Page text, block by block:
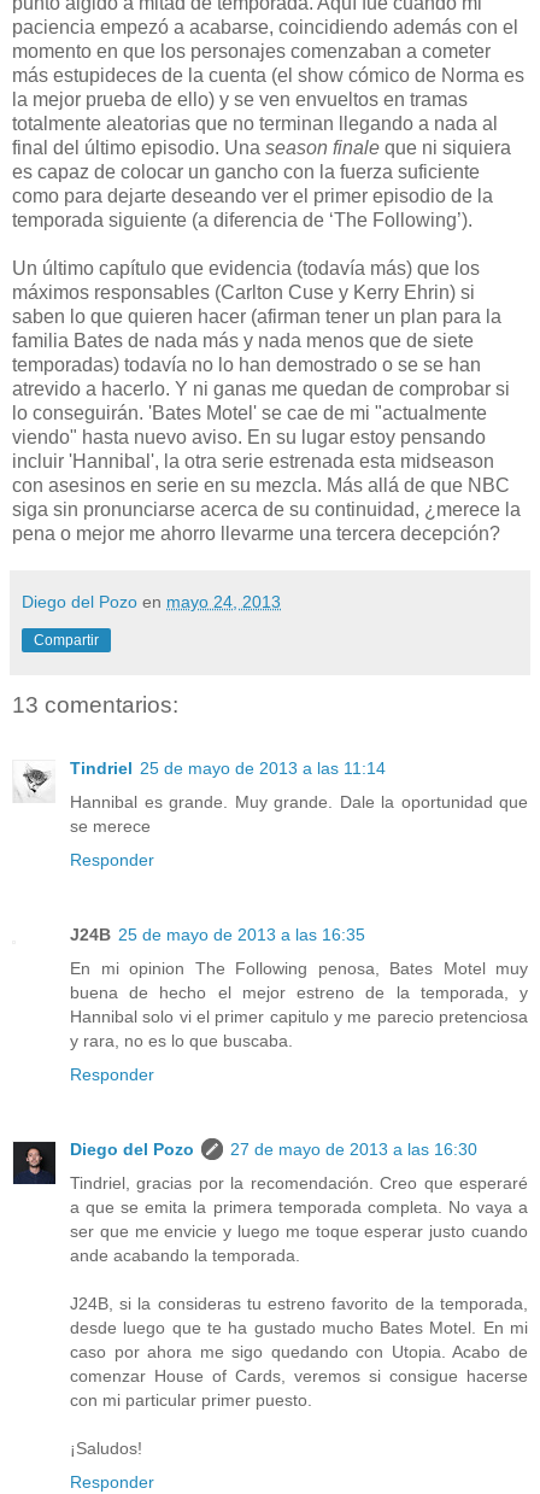
paciencia empezó a acabarse, coincidiendo además con el
momento en que los personajes comenzaban a cometer
más estupideces de la cuenta (el show cómico de Norma es
la mejor prueba de ello) y se ven envueltos en tramas
totalmente aleatorias que no terminan llegando a nada al
final del último episodio. Una season finale que ni siquiera
es capaz de colocar un gancho con la fuerza suficiente
como para dejarte deseando ver el primer episodio de la
temporada siguiente (a diferencia de ‘The Following’).
Un último capítulo que evidencia (todavía más) que los
máximos responsables (Carlton Cuse y Kerry Ehrin) si
saben lo que quieren hacer (afirman tener un plan para la
familia Bates de nada más y nada menos que de siete
temporadas) todavía no lo han demostrado o se se han
atrevido a hacerlo. Y ni ganas me quedan de comprobar si
lo conseguirán. 'Bates Motel' se cae de mi "actualmente
viendo" hasta nuevo aviso. En su lugar estoy pensando
incluir 'Hannibal', la otra serie estrenada esta midseason
con asesinos en serie en su mezcla. Más allá de que NBC
siga sin pronunciarse acerca de su continuidad, ¿merece la
pena o mejor me ahorro llevarme una tercera decepción?
Diego del Pozo en mayo 24, 2013
Compartir
13 comentarios:
Tindriel 25 de mayo de 2013 a las 11:14
Hannibal es grande. Muy grande. Dale la oportunidad que
se merece
Responder
J24B 25 de mayo de 2013 a las 16:35
En mi opinion The Following penosa, Bates Motel muy
buena de hecho el mejor estreno de la temporada, y
Hannibal solo vi el primer capitulo y me parecio pretenciosa
y rara, no es lo que buscaba.
Responder
Diego del Pozo
27 de mayo de 2013 a las 16:30
Tindriel, gracias por la recomendación. Creo que esperaré
a que se emita la primera temporada completa. No vaya a
ser que me envicie y luego me toque esperar justo cuando
ande acabando la temporada.
J24B, si la consideras tu estreno favorito de la temporada,
desde luego que te ha gustado mucho Bates Motel. En mi
caso por ahora me sigo quedando con Utopia. Acabo de
comenzar House of Cards, veremos si consigue hacerse
con mi particular primer puesto.
¡Saludos!
Responder